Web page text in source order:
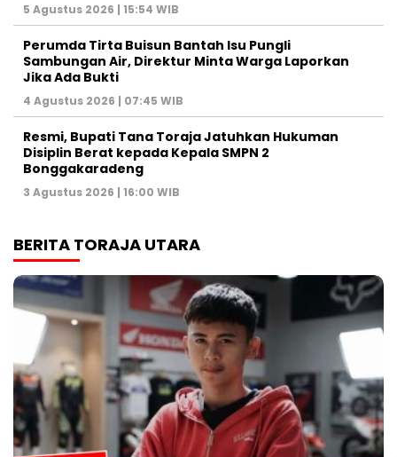
5 Agustus 2026 | 15:54 WIB
Perumda Tirta Buisun Bantah Isu Pungli
Sambungan Air, Direktur Minta Warga Laporkan
Jika Ada Bukti
4 Agustus 2026 | 07:45 WIB
Resmi, Bupati Tana Toraja Jatuhkan Hukuman
Disiplin Berat kepada Kepala SMPN 2
Bonggakaradeng
3 Agustus 2026 | 16:00 WIB
BERITA TORAJA UTARA